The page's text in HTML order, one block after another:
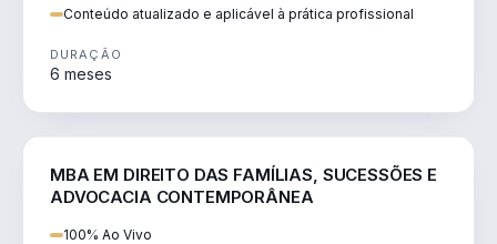
Conteúdo atualizado e aplicável à prática profissional
DURAÇÃO
6 meses
MBA EM DIREITO DAS FAMÍLIAS, SUCESSÕES E
ADVOCACIA CONTEMPORÂNEA
100% Ao Vivo